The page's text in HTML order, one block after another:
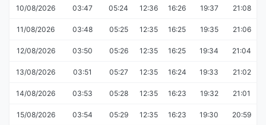
10/08/2026 03:47 05:24 12:36 16:26 19:37 21:08
11/08/2026 03:48 05:25 12:35 16:25 19:35 21:06
12/08/2026 03:50 05:26 12:35 16:25 19:34 21:04
13/08/2026 03:51 05:27 12:35 16:24 19:33 21:02
14/08/2026 03:53 05:28 12:35 16:23 19:32 21:01
15/08/2026 03:54 05:29 12:35 16:23 19:30 20:59